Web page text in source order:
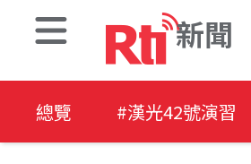
新聞
總覽 #漢光42號演習